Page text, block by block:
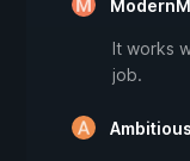
It works
job.